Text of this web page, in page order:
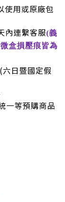
使用或原廠包
內連繫客服(義
盒損壓痕皆為
日暨國定假
一等預購商品